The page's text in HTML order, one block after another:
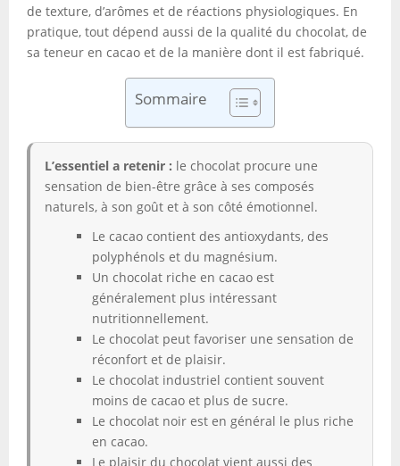
de texture, d’arômes et de réactions physiologiques. En
pratique, tout dépend aussi de la qualité du chocolat, de
sa teneur en cacao et de la manière dont il est fabriqué.
Sommaire
L’essentiel a retenir : le chocolat procure une
sensation de bien-être grâce à ses composés
naturels, à son goût et à son côté émotionnel.
Le cacao contient des antioxydants, des
polyphénols et du magnésium.
Un chocolat riche en cacao est
généralement plus intéressant
nutritionnellement.
Le chocolat peut favoriser une sensation de
réconfort et de plaisir.
Le chocolat industriel contient souvent
moins de cacao et plus de sucre.
Le chocolat noir est en général le plus riche
en cacao.
Le plaisir du chocolat vient aussi des